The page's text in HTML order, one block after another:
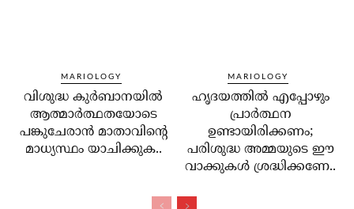
MARIOLOGY
വിശുദ്ധ കുര്‍ബാനയില്‍
ആത്മാര്‍ത്ഥതയോടെ
പങ്കുചേരാന്‍ മാതാവിന്റെ
മാധ്യസ്ഥം യാചിക്കുക..
MARIOLOGY
ഹൃദയത്തില്‍ എപ്പോഴും
പ്രാര്‍ത്ഥന
ഉണ്ടായിരിക്കണം;
പരിശുദ്ധ അമ്മയുടെ ഈ
വാക്കുകള്‍ ശ്രദ്ധിക്കണേ..